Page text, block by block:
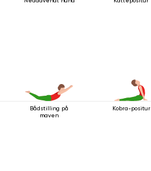
Bådstilling på
maven
Kobra-positur